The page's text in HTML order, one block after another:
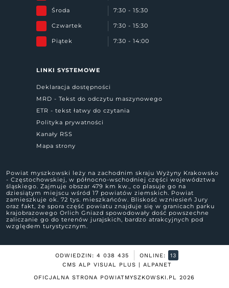
Środa 7:30 - 15:30
Czwartek 7:30 - 15:30
Piątek 7:30 - 14:00
LINKI SYSTEMOWE
Deklaracja dostępności
MRD - Tekst do odczytu maszynowego
ETR - tekst łatwy do czytania
Polityka prywatności
Kanały RSS
Mapa strony
Powiat myszkowski leży na zachodnim skraju Wyżyny Krakowsko
- Częstochowskiej, w północno-wschodniej części województwa
śląskiego. Zajmuje obszar 479 km kw., co plasuje go na
dziesiątym miejscu wśród 17 powiatów ziemskich. Powiat
zamieszkuje ok. 72 tys. mieszkańców. Bliskość wzniesień Jury
oraz fakt, że spora część powiatu znajduje się w granicach parku
krajobrazowego Orlich Gniazd spowodowały dość powszechne
zaliczanie go do terenów jurajskich, bardzo atrakcyjnych pod
względem turystycznym.
ODWIEDZIN: 4 038 435 ONLINE: 13
OFICJALNA STRONA POWIATMYSZKOWSKI.PL2026
CMS ALP VISUAL PLUS | ALPANET